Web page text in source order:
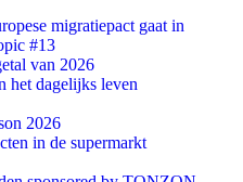
migratiepact gaat in
#13
van 2026
het dagelijks leven
2026
in de supermarkt